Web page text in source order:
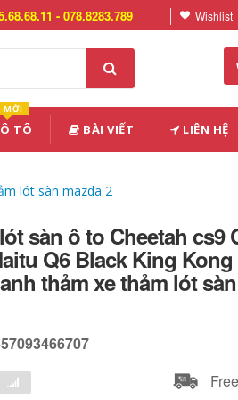
- 078.8283.789 Wishlist
TÔ
MỚI
BÀI VIẾT LIÊN HỆ
lót sàn mazda 2
sàn ô to Cheetah cs9
Q6 Black King
thảm xe thảm lót